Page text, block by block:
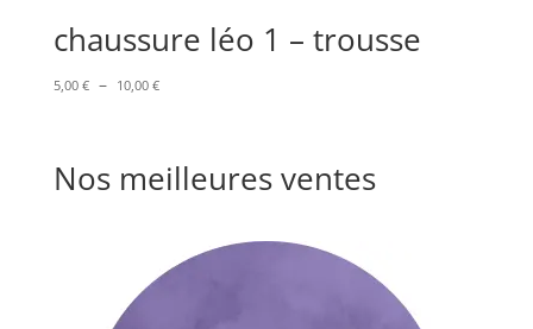
chaussure léo 1 – trousse
5,00 € – 10,00 €Plage
5,00 €
à
Nos meilleures ventes